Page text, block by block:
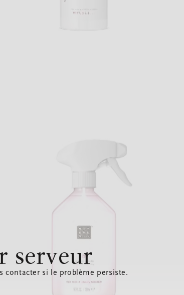
serveur
contacter si le problème persiste.